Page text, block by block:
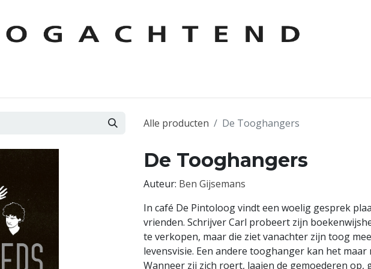
Alle producten De Tooghangers
De Tooghangers
Auteur: Ben Gijsemans
In café De Pintoloog vindt een woelig gesprek
vrienden. Schrijver Carl probeert zijn
te verkopen, maar die ziet vanachter zijn toog
levensvisie. Een andere tooghanger kan het
Wanneer zij zich roert, laaien de gemoederen op,